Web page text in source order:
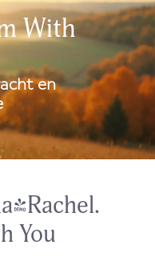
With
en
You